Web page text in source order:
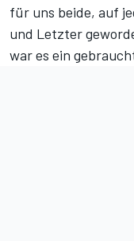
für uns beide, auf
und Letzter
war es ein